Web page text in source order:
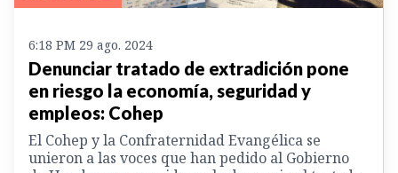
6:18 PM 29 ago. 2024
Denunciar tratado de extradición pone
en riesgo la economía, seguridad y
empleos: Cohep
El Cohep y la Confraternidad Evangélica se
unieron a las voces que han pedido al Gobierno